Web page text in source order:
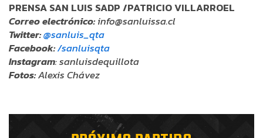
PRENSA SAN LUIS SADP /PATRICIO VILLARROEL
Correo electrónico:info@sanluissa.cl
Twitter:@sanluis_qta
Facebook:/sanluisqta
Instagram: sanluisdequillota
Fotos:Alexis Chávez